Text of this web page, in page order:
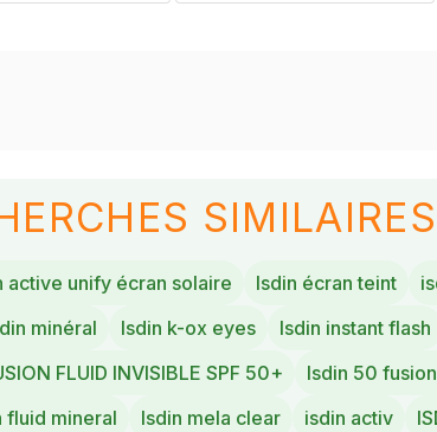
SIMILAIRES
active unify écran solaire Isdin écran teint
minéral Isdin k-ox eyes Isdin instant flash
FLUID INVISIBLE SPF 50+ Isdin 50
fluid mineral Isdin mela clear isdin activ